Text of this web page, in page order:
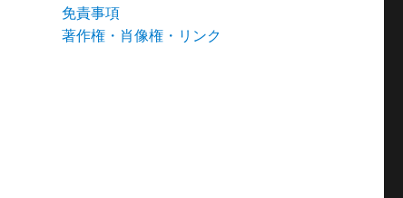
免責事項
著作権・肖像権・リンク